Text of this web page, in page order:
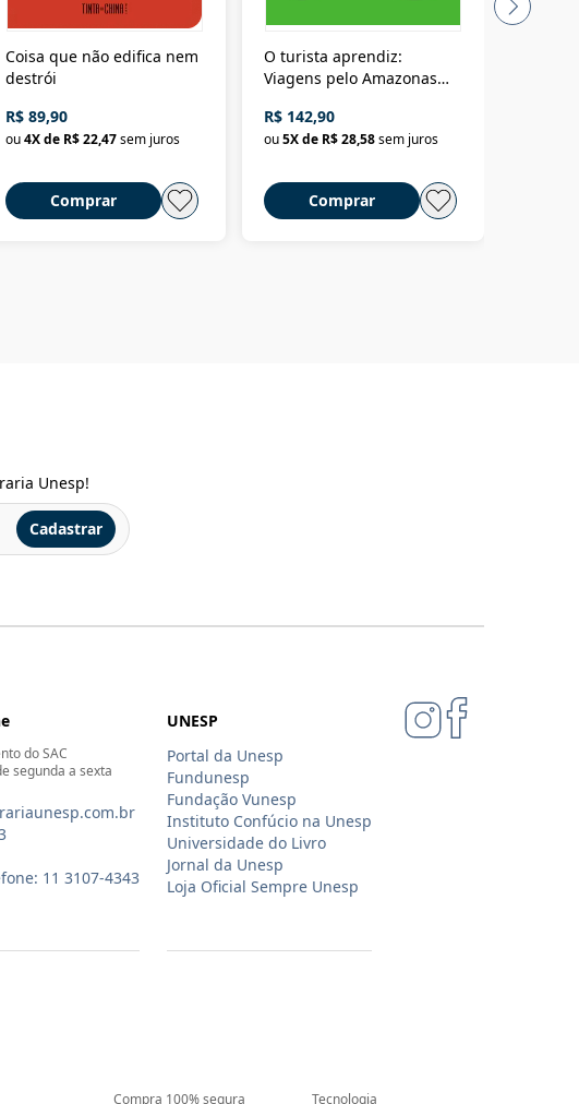
Coisa que não edifica nem
destrói
R$ 89,90
ou4X de R$ 22,47sem juros
Comprar
O turista aprendiz:
Viagens pelo Amazonas
até a Bolívia e por Marajó
até dizer chega
R$ 142,90
ou5X de R$ 28,58sem juros
Comprar
Unesp!
Cadastrar
do SAC
segunda a sexta
11 3107-4343
UNESP
Portal da Unesp
Fundunesp
Fundação Vunesp
Instituto Confúcio na Unesp
Universidade do Livro
Jornal da Unesp
Loja Oficial Sempre Unesp
Compra 100% segura Tecnologia